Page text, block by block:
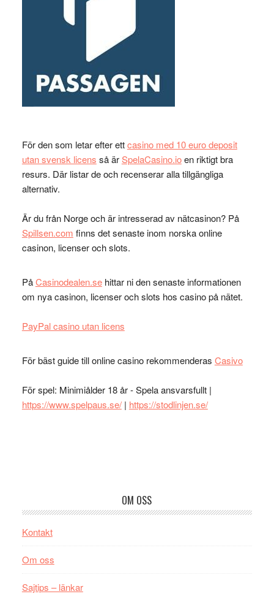
För den som letar efter ettcasino med 10 euro deposit
utan svensk licens så ärSpelaCasino.ioen riktigt bra
resurs. Där listar de och recenserar alla tillgängliga
alternativ.
Är du från Norge och är intresserad av nätcasinon? På
Spillsen.com finns det senaste inom norska online
casinon, licenser och slots.
PåCasinodealen.sehittar ni den senaste informationen
om nya casinon, licenser och slots hos casino på nätet.
PayPal casino utan licens
För bäst guide till online casino rekommenderas Casivo
För spel: Minimiålder 18 år - Spela ansvarsfullt |
https://www.spelpaus.se/| https://stodlinjen.se/
OM OSS
Kontakt
Om oss
Sajtips – länkar